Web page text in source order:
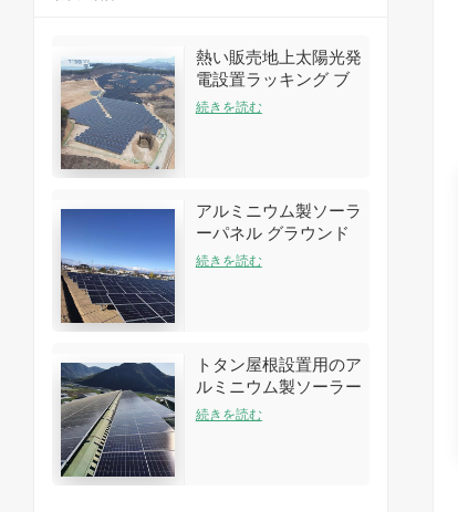
熱い販売地上太陽光発
電設置ラッキング ブ
ラケット キット
続きを読む
アルミニウム製ソーラ
ーパネル グラウンド
アレイラックシステム
続きを読む
トタン屋根設置用のア
ルミニウム製ソーラー
ルーフラック構造
続きを読む